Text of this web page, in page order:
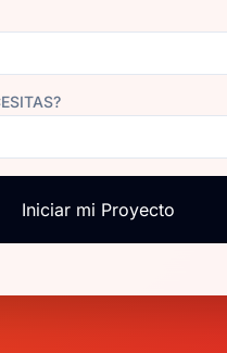
Iniciar mi Proyecto